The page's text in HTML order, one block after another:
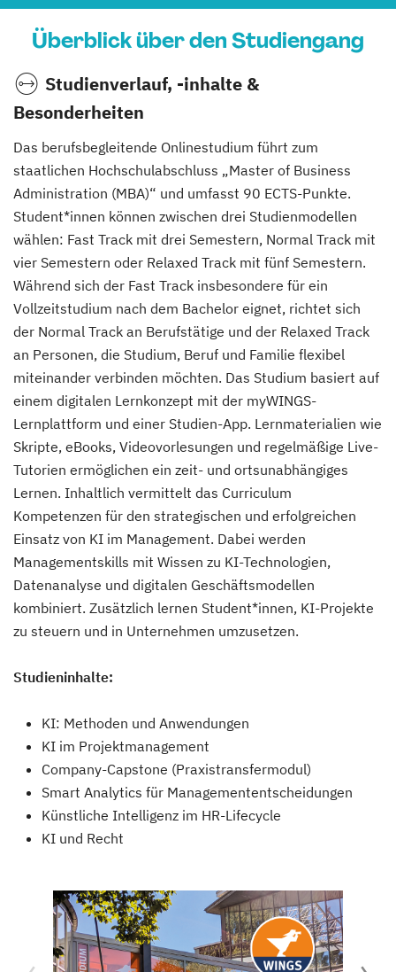
Überblick über den Studiengang
Studienverlauf, -inhalte &
Besonderheiten
Das berufsbegleitende Onlinestudium führt zum
staatlichen Hochschulabschluss „Master of Business
Administration (MBA)“ und umfasst 90 ECTS-Punkte.
Student*innen können zwischen drei Studienmodellen
wählen: Fast Track mit drei Semestern, Normal Track mit
vier Semestern oder Relaxed Track mit fünf Semestern.
Während sich der Fast Track insbesondere für ein
Vollzeitstudium nach dem Bachelor eignet, richtet sich
der Normal Track an Berufstätige und der Relaxed Track
an Personen, die Studium, Beruf und Familie flexibel
miteinander verbinden möchten. Das Studium basiert auf
einem digitalen Lernkonzept mit der myWINGS-
Lernplattform und einer Studien-App. Lernmaterialien wie
Skripte, eBooks, Videovorlesungen und regelmäßige Live-
Tutorien ermöglichen ein zeit- und ortsunabhängiges
Lernen. Inhaltlich vermittelt das Curriculum
Kompetenzen für den strategischen und erfolgreichen
Einsatz von KI im Management. Dabei werden
Managementskills mit Wissen zu KI-Technologien,
Datenanalyse und digitalen Geschäftsmodellen
kombiniert. Zusätzlich lernen Student*innen, KI-Projekte
zu steuern und in Unternehmen umzusetzen.
Studieninhalte:
KI: Methoden und Anwendungen
KI im Projektmanagement
Company-Capstone (Praxistransfermodul)
Smart Analytics für Managemententscheidungen
Künstliche Intelligenz im HR-Lifecycle
KI und Recht